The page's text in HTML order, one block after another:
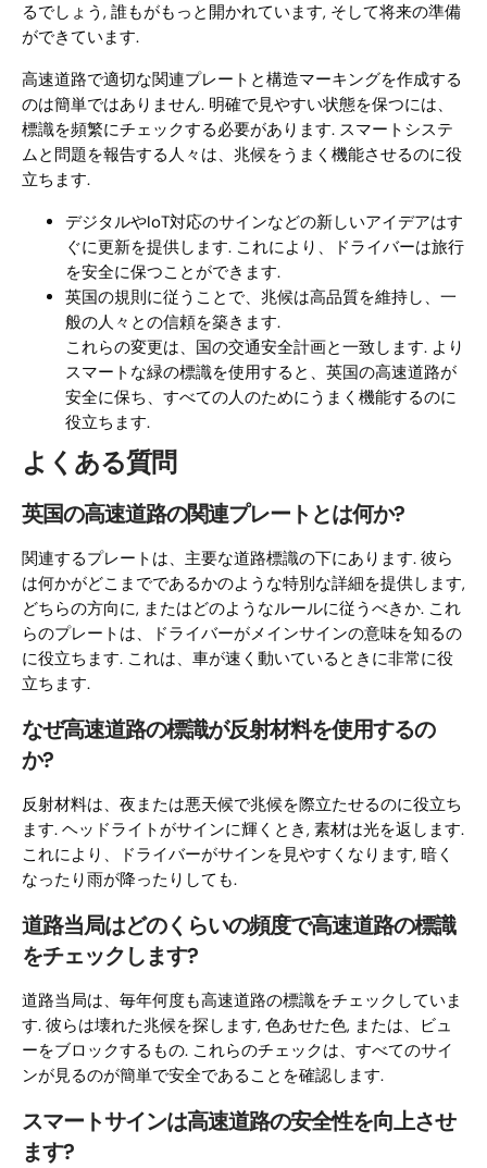
るでしょう, 誰もがもっと開かれています, そして将来の準備
ができています.
高速道路で適切な関連プレートと構造マーキングを作成する
のは簡単ではありません. 明確で見やすい状態を保つには、
標識を頻繁にチェックする必要があります. スマートシステ
ムと問題を報告する人々は、兆候をうまく機能させるのに役
立ちます.
デジタルやIoT対応のサインなどの新しいアイデアはす
ぐに更新を提供します. これにより、ドライバーは旅行
を安全に保つことができます.
英国の規則に従うことで、兆候は高品質を維持し、一
般の人々との信頼を築きます.
これらの変更は、国の交通安全計画と一致します. より
スマートな緑の標識を使用すると、英国の高速道路が
安全に保ち、すべての人のためにうまく機能するのに
役立ちます.
よくある質問
英国の高速道路の関連プレートとは何か?
関連するプレートは、主要な道路標識の下にあります. 彼ら
は何かがどこまでであるかのような特別な詳細を提供します,
どちらの方向に, またはどのようなルールに従うべきか. これ
らのプレートは、ドライバーがメインサインの意味を知るの
に役立ちます. これは、車が速く動いているときに非常に役
立ちます.
なぜ高速道路の標識が反射材料を使用するの
か?
反射材料は、夜または悪天候で兆候を際立たせるのに役立ち
ます. ヘッドライトがサインに輝くとき, 素材は光を返します.
これにより、ドライバーがサインを見やすくなります, 暗く
なったり雨が降ったりしても.
道路当局はどのくらいの頻度で高速道路の標識
をチェックします?
道路当局は、毎年何度も高速道路の標識をチェックしていま
す. 彼らは壊れた兆候を探します, 色あせた色, または、ビュ
ーをブロックするもの. これらのチェックは、すべてのサイ
ンが見るのが簡単で安全であることを確認します.
スマートサインは高速道路の安全性を向上させ
ます?